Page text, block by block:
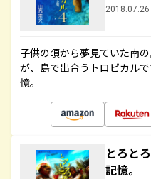
2018.07.26
子供の頃から夢見ていた南
が、島で出合うトロピカル
憶。
とろと
記憶。